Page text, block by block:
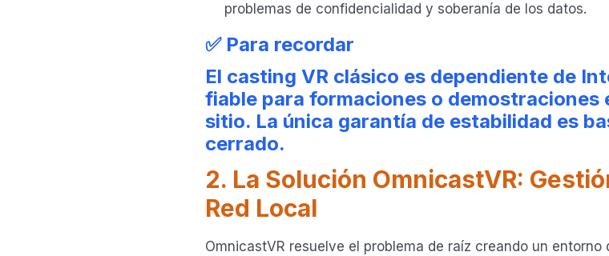
problemas de confidencialidad y soberanía de los datos.
✅ Para recordar
El casting VR clásico es dependiente de
fiable para formaciones o demostraciones
sitio. La única garantía de estabilidad es
cerrado.
2. La Solución OmnicastVR:
Red Local
OmnicastVR resuelve el problema de raíz creando un entorno